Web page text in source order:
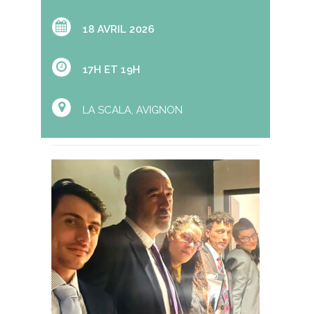
18 AVRIL 2026
17H ET 19H
LA SCALA, AVIGNON